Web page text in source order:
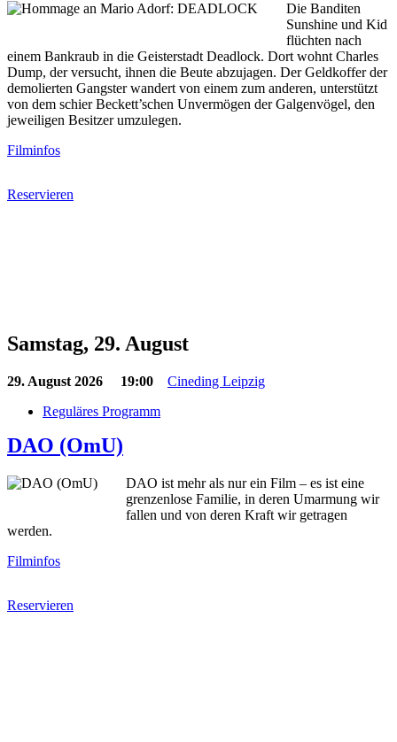
Die Banditen
Sunshine und Kid
flüchten nach
einem Bankraub in die Geisterstadt Deadlock. Dort wohnt Charles
Dump, der versucht, ihnen die Beute abzujagen. Der Geldkoffer der
demolierten Gangster wandert von einem zum anderen, unterstützt
von dem schier Beckett’schen Unvermögen der Galgenvögel, den
jeweiligen Besitzer umzulegen.
Filminfos
Reservieren
Samstag, 29. August
29. August 2026 19:00
Cineding Leipzig
Reguläres Programm
DAO (OmU)
DAO ist mehr als nur ein Film – es ist eine
grenzenlose Familie, in deren Umarmung wir
fallen und von deren Kraft wir getragen
werden.
Filminfos
Reservieren